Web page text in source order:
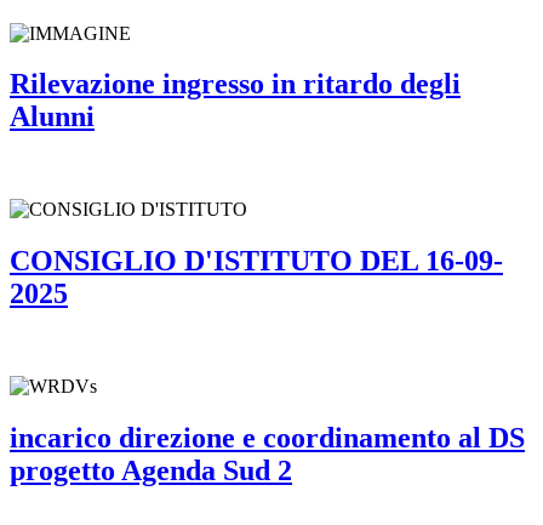
Rilevazione ingresso in ritardo degli
Alunni
CONSIGLIO D'ISTITUTO DEL 16-09-
2025
incarico direzione e coordinamento al DS
progetto Agenda Sud 2